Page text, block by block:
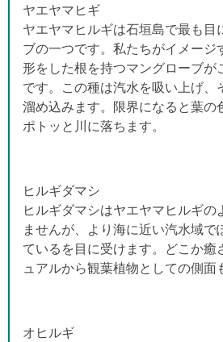
ヤエヤマヒギ
ヤエヤマヒルギは石垣島で最も目
ブの一つです。私たちがイメージ
形をした根を持つマングローブが
です。この種は汽水を吸い上げ、
溜め込みます。限界になると葉の
ポトッと川に落ちます。
ヒルギダマシ
ヒルギダマシはヤエヤマヒルギの
ませんが、より海に近い汽水域で
ているを目に受けます。どこか癒
ュアルから観葉植物としての側面
オヒルギ